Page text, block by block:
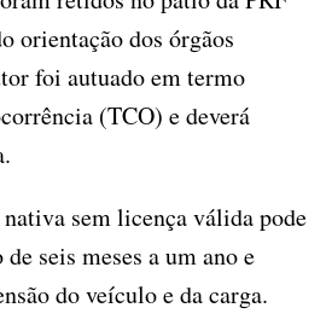
orientação dos órgãos
foi autuado em termo
(TCO) e deverá
sem licença válida pode
seis meses a um ano e
do veículo e da carga.